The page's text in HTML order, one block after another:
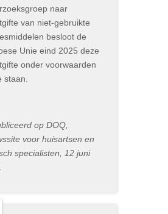
naar
van niet-gebruikte
besloot de
Unie eind 2025 deze
onder voorwaarden
staan.
op DOQ,
voor huisartsen en
specialisten, 12 juni